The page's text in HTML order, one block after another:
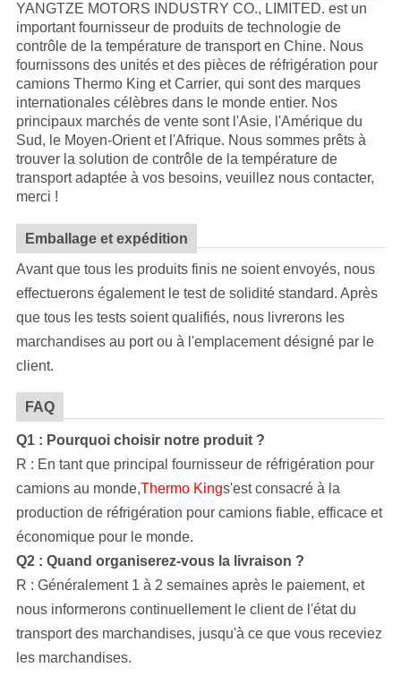
YANGTZE MOTORS INDUSTRY CO., LIMITED. est un
important fournisseur de produits de technologie de
contrôle de la température de transport en Chine. Nous
fournissons des unités et des pièces de réfrigération pour
camions Thermo King et Carrier, qui sont des marques
internationales célèbres dans le monde entier. Nos
principaux marchés de vente sont l'Asie, l'Amérique du
Sud, le Moyen-Orient et l'Afrique. Nous sommes prêts à
trouver la solution de contrôle de la température de
transport adaptée à vos besoins, veuillez nous contacter,
merci !
Emballage et expédition
Avant que tous les produits finis ne soient envoyés, nous
effectuerons également le test de solidité standard. Après
que tous les tests soient qualifiés, nous livrerons les
marchandises au port ou à l'emplacement désigné par le
client.
FAQ
Q1 : Pourquoi choisir notre produit ?
R : En tant que principal fournisseur de réfrigération pour
camions au monde,Thermo Kings'est consacré à la
production de réfrigération pour camions fiable, efficace et
économique pour le monde.
Q2 : Quand organiserez-vous la livraison ?
R : Généralement 1 à 2 semaines après le paiement, et
nous informerons continuellement le client de l'état du
transport des marchandises, jusqu'à ce que vous receviez
les marchandises.